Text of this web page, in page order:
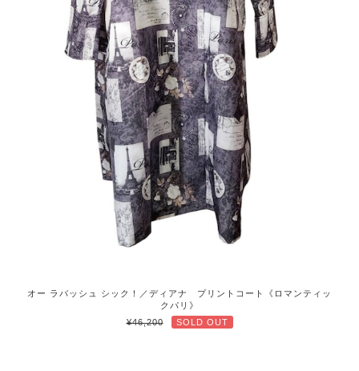
オー ラバッシュ シック！／ディアナ プリントコート《ロマンティッ
クパリ》
¥46,200
SOLD OUT